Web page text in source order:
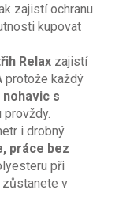
zajistí ochranu
kupovat
Relax zajistí
protože každý
s
i drobný
práce bez
při
zůstanete v